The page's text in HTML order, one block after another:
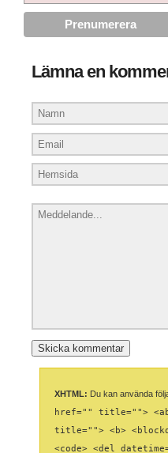
Lämna en
XHTML: Du kan använda
href="" title="">
title=""> <b>
<code> <del